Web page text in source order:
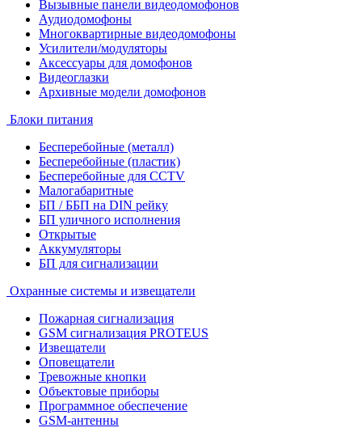
Вызывные панели видеодомофонов
Аудиодомофоны
Многоквартирные видеодомофоны
Усилители/модуляторы
Аксессуары для домофонов
Видеоглазки
Архивные модели домофонов
Блоки питания
Бесперебойные (металл)
Бесперебойные (пластик)
Бесперебойные для CCTV
Малогабаритные
БП / ББП на DIN рейку
БП уличного исполнения
Открытые
Аккумуляторы
БП для сигнализации
Охранные системы и извещатели
Пожарная сигнализация
GSM сигнализация PROTEUS
Извещатели
Оповещатели
Тревожные кнопки
Объектовые приборы
Программное обеспечение
GSM-антенны